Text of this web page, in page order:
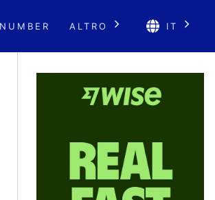
ALTRO IT